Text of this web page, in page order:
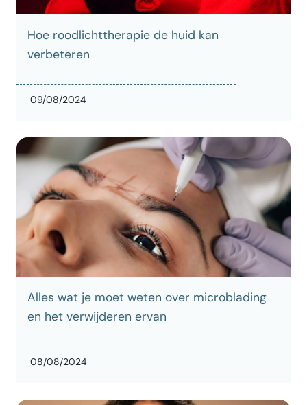
Hoe roodlichttherapie de huid kan
verbeteren
09/08/2024
Alles wat je moet weten over microblading
en het verwijderen ervan
08/08/2024